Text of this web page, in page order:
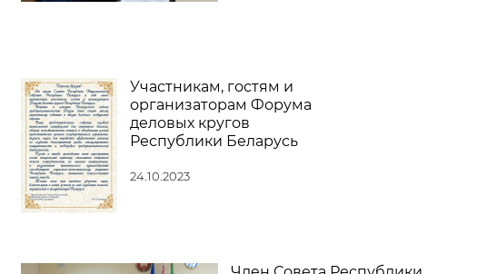
Участникам, гостям и
организаторам Форума
деловых кругов
Республики Беларусь
24.10.2023